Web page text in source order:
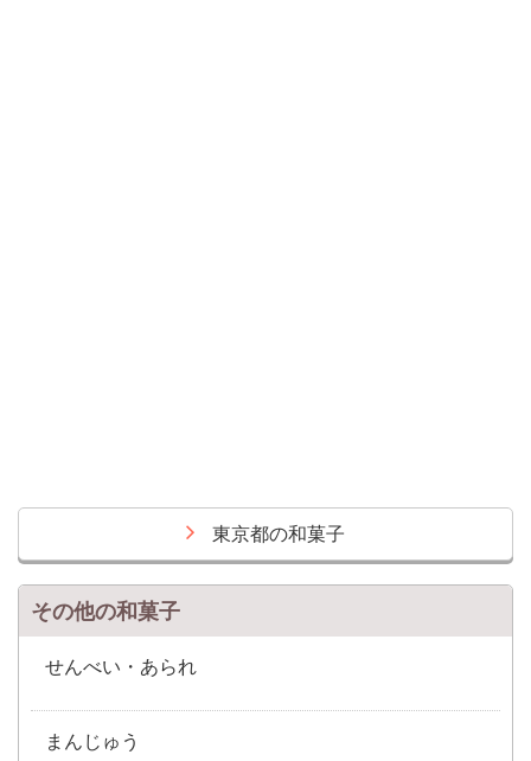
東京都の和菓子
その他の和菓子
せんべい・あられ
まんじゅう